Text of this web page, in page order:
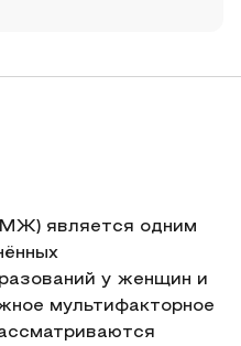
является одним
у женщин и
мультифакторное